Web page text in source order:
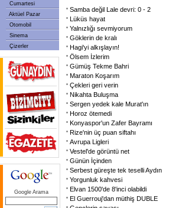
Cumartesi
Aktüel Pazar
Otomobil
Sinema
Çizerler
Google Arama
Samba değil Lale devri: 0 - 2
Lüküs hayat
Yalnızlığı sevmiyorum
Göklerin de kralı
Hagi'yi alkışlayın!
Ölsem İzlerim
Gümüş Tekme Bahri
Maraton Koşarım
Çekleri geri verin
Nikahta Buluşma
Sergen yedek kale Murat'ın
Horoz ötemedi
Konyaspor'un Zafer Bayramı
Rize'nin üç puan siftahı
Avrupa Ligleri
Vestel'de görüntü net
Günün İçinden
Serbest güreşte tek teselli Aydın
Yorgunluk kahvesi
Elvan 1500'de 8'inci olabildi
El Guerrouj'dan müthiş DUBLE